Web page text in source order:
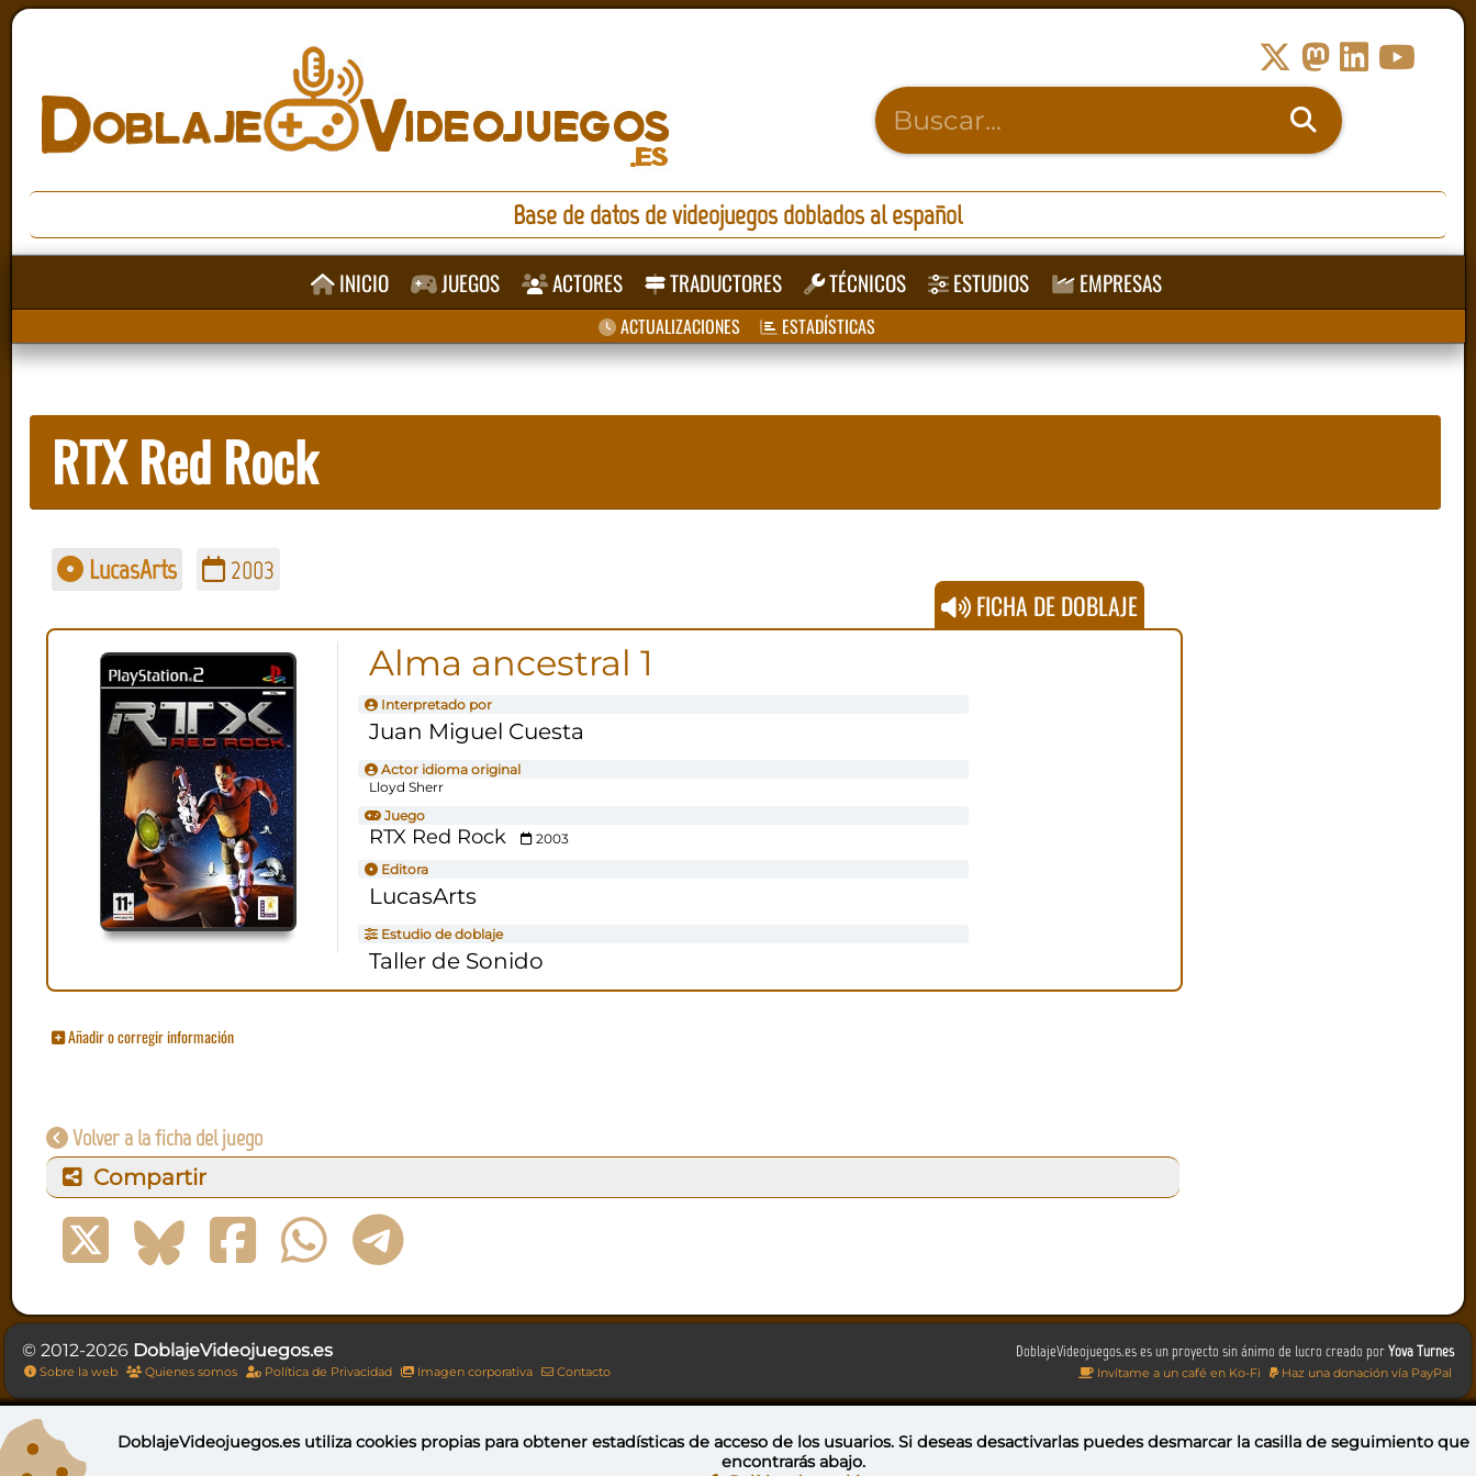
Base de datos de videojuegos doblados al español
INICIO JUEGOS ACTORES TRADUCTORES TÉCNICOS ESTUDIOS EMPRESAS
ACTUALIZACIONES ESTADÍSTICAS
RTX Red Rock
LucasArts 2003
FICHA DE DOBLAJE
Alma ancestral 1
Interpretado por
Juan Miguel Cuesta
Actor idioma original
Lloyd Sherr
Juego
RTX Red Rock
2003
Editora
LucasArts
Estudio de doblaje
Taller de Sonido
Añadir o corregir información
Volver a la ficha del juego
Compartir
DoblajeVideojuegos.es es un proyecto sin ánimo de lucro creado porYova Turnes
Invítame a un café en Ko-Fi Haz una donación vía PayPal
© 2012-2026 DoblajeVideojuegos.es
Sobre la web Quienes somos Política de Privacidad Imagen corporativa Contacto
Esta obra está bajo una licencia de Creative Commons Reconocimiento-NoComercial-CompartirIgual 4.0 Internacional
DoblajeVideojuegos.es utilizacookies propiaspara obtener estadísticas de acceso de los usuarios. Si deseas desactivarlas puedesdesmarcar la casilla de seguimiento que
encontrarás abajo.